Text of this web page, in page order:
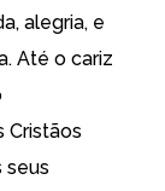
alegria, e
Até o cariz
Cristãos
seus